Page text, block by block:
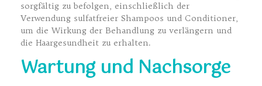
sorgfältig zu befolgen, einschließlich der
Verwendung sulfatfreier Shampoos und Conditioner,
um die Wirkung der Behandlung zu verlängern und
die Haargesundheit zu erhalten.
Wartung und Nachsorge